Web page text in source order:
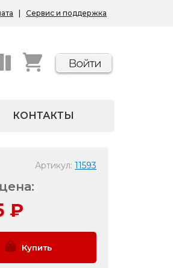
Сервис и поддержка
КОНТАКТЫ
Артикул: 11593
₽
Купить